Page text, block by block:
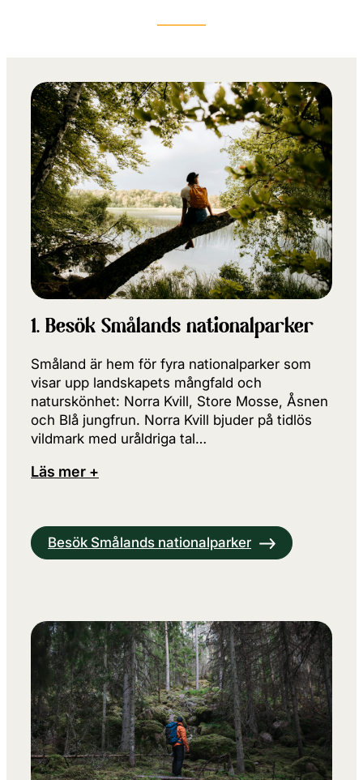
1. Besök Smålands nationalparker
Småland är hem för fyra nationalparker som
visar upp landskapets mångfald och
naturskönhet: Norra Kvill, Store Mosse, Åsnen
och Blå jungfrun. Norra Kvill bjuder på tidlös
vildmark med uråldriga tal…
Läs mer +
Besök Smålands nationalparker